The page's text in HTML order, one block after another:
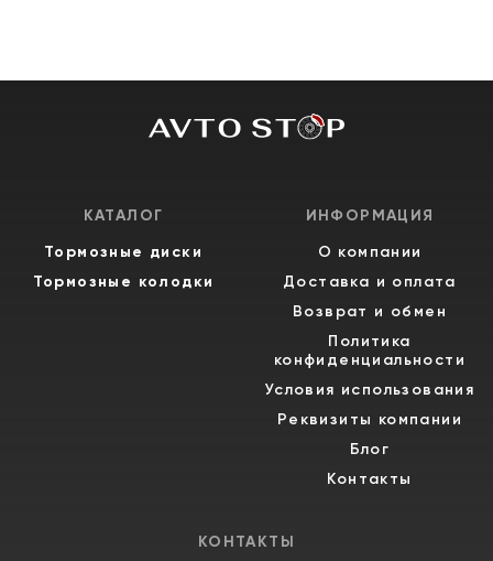
КАТАЛОГ
Тормозные диски
Тормозные колодки
ИНФОРМАЦИЯ
О компании
Доставка и оплата
Возврат и обмен
Политика
конфиденциальности
Условия использования
Реквизиты компании
Блог
Контакты
КОНТАКТЫ